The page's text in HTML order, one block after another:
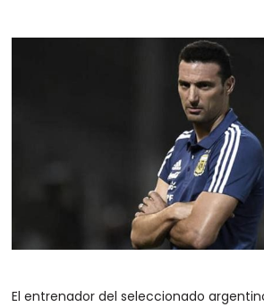
El entrenador del seleccionado